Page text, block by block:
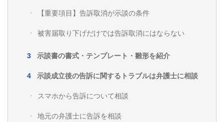
【重要項目】告訴取消が示談の条件
被害届取り下げだけでは告訴取消にはならない
示談書の書式・テンプレート・雛形を紹介
示談成立後の告訴に関するトラブルは弁護士に相談
スマホから告訴について相談
地元の弁護士に告訴を相談